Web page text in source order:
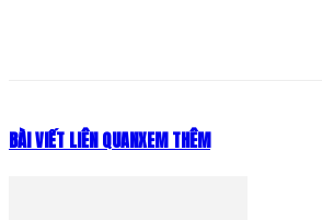
BÀI VIẾT LIÊN QUANXEM THÊM